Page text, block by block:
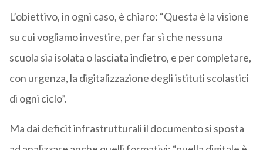
L’obiettivo, in ogni caso, è chiaro: “Questa è la visione
su cui vogliamo investire, per far sì che nessuna
scuola sia isolata o lasciata indietro, e per completare,
con urgenza, la digitalizzazione degli istituti scolastici
di ogni ciclo”.
Ma dai deficit infrastrutturali il documento si sposta